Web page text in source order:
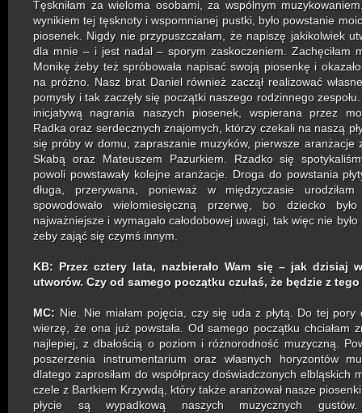
Tęskniłam za wieloma osobami, za wspólnym
wynikiem tej tęsknoty i wspomnianej pustki, było powstanie
piosenek. Nigdy nie przypuszczałam, że napiszę jakikolwiek
dla mnie – i jest nadal – sporym zaskoczeniem. Zachęciłam
Monikę żeby też spróbowała napisać swoją piosenkę i
na próżno. Nasz brat Daniel również zaczął realizować
pomysły i tak zaczęły się początki naszego rodzinnego
inicjatywą nagrania naszych piosenek, wspierana przez
Radka oraz serdecznych znajomych, którzy czekali na naszą
się próby w domu, zapraszanie muzyków, pierwsze aranżacje
Skabą oraz Mateuszem Pazurkiem. Rzadko się
powoli powstawały kolejne aranżacje. Droga do powstania
długa, przerywana, ponieważ w międzyczasie
spowodowało wielomiesięczną przerwę, bo dziecko
najważniejsze i wymagało całodobowej uwagi, tak więc nie
żeby zająć się czymś innym.
KB: Przez cztery lata, nazbierało Wam się – jak dzisiaj
utworów. Czy od samego początku czułaś, że będzie z tego
MC: Nie. Nie miałam pojęcia, czy się uda z płytą. Do tej pory
wierzę, że ona już powstała. Od samego początku chciałam
najlepiej, z dbałością o poziom i różnorodność muzyczną.
poszerzenia instrumentarium oraz własnych horyzontów
dlatego zaprosiłam do współpracy doświadczonych elbląskich
czele z Bartkiem Krzywdą, który także aranżował nasze
płycie są wypadkową naszych muzycznych gustów.